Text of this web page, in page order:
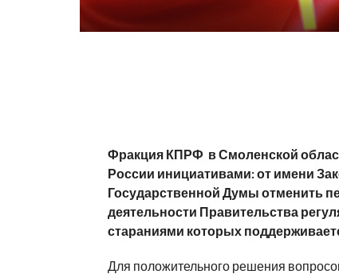
Фракция КПРФ в Смоленской
России инициативами: от имени
Государственной Думы отменить
деятельности Правительства
стараниями которых
Для положительного решения